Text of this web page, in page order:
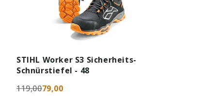
STIHL Worker S3 Sicherheits-
Schnürstiefel - 48
119,0079,00